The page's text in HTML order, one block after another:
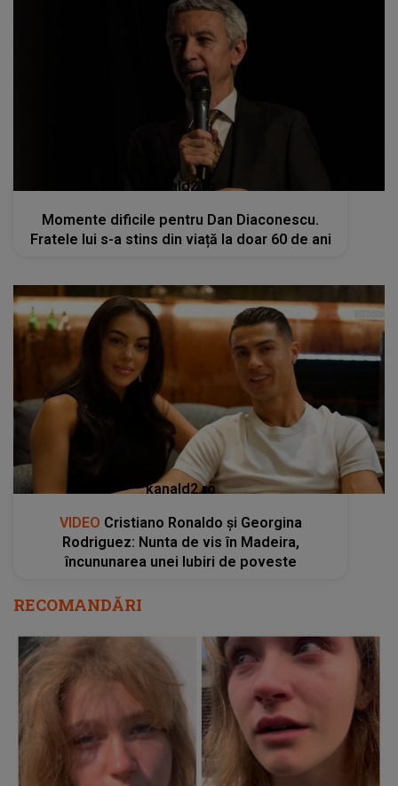
kanald2.ro
Momente dificile pentru Dan Diaconescu.
Fratele lui s-a stins din viață la doar 60 de ani
kanald2.ro
VIDEO Cristiano Ronaldo și Georgina
Rodriguez: Nunta de vis în Madeira,
încununarea unei Iubiri de poveste
RECOMANDĂRI